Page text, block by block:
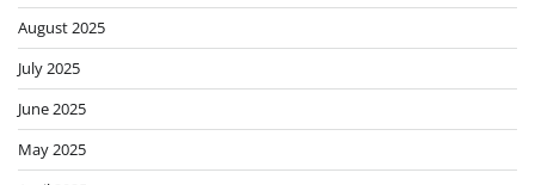
August 2025
July 2025
June 2025
May 2025